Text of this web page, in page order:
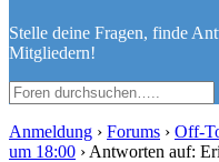
Stelle deine Fragen, finde
Mitgliedern!
Anmeldung › Forums › Off-
um 18:00 › Antworten auf: